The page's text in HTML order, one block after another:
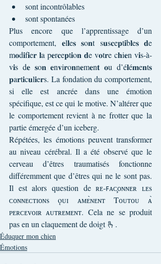
sont incontrôlables
sont spontanées
Plus encore que l’apprentissage d’un
comportement, 𝐞l𝐥e𝐬 𝐬o𝐧t s𝐮s𝐜e𝐩t𝐢b𝐥e𝐬 𝐝e
m𝐨d𝐢f𝐢e𝐫 𝐥a p𝐞r𝐜e𝐩t𝐢o𝐧 𝐝e v𝐨t𝐫e c𝐡i𝐞n v𝐢s-à-
v𝐢s d𝐞 𝐬o𝐧 𝐞n𝐯i𝐫o𝐧n𝐞m𝐞n𝐭 𝐨u d’é𝐥é𝐦e𝐧t𝐬
𝐩a𝐫t𝐢c𝐮l𝐢e𝐫s. La fondation du comportement,
si elle est ancrée dans une émotion
spécifique, est ce qui le motive. N’altérer que
le comportement revient à ne frotter que la
partie émergée d’un iceberg.
Répétées, les émotions peuvent transformer
au niveau cérébral. Il a été observé que le
cerveau d’êtres traumatisés fonctionne
différemment que d’êtres qui ne le sont pas.
Il est alors question de ʀᴇ-ꜰᴀᴄ̧ᴏɴɴᴇʀ ʟᴇs
ᴄᴏɴɴᴇᴄᴛɪᴏɴs ǫᴜɪ ᴀᴍᴇ̀ɴᴇɴᴛ Tᴏᴜᴛᴏᴜ ᴀ̀
ᴘᴇʀᴄᴇᴠᴏɪʀ ᴀᴜᴛʀᴇᴍᴇɴᴛ. Cela ne se produit
pas en un claquement de doigt 🫰.
Éduquer mon chien
Émotions